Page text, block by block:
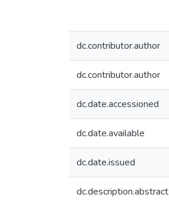
dc.contributor.author
dc.contributor.author
dc.date.accessioned
dc.date.available
dc.date.issued
dc.description.abstract